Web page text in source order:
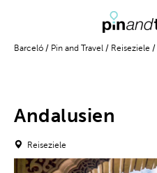
Barceló / Pin and Travel / Reiseziele /
Andalusien
Reiseziele